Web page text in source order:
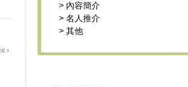
> 內容簡介
> 名人推介
> 其他